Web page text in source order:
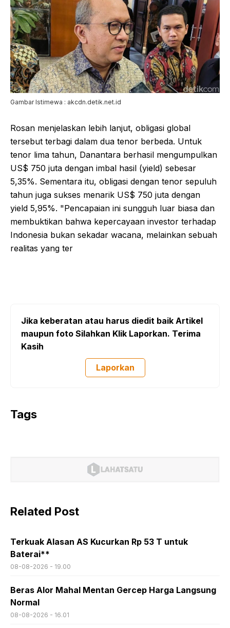
Gambar Istimewa : akcdn.detik.net.id
Rosan menjelaskan lebih lanjut, obligasi global
tersebut terbagi dalam dua tenor berbeda. Untuk
tenor lima tahun, Danantara berhasil mengumpulkan
US$ 750 juta dengan imbal hasil (yield) sebesar
5,35%. Sementara itu, obligasi dengan tenor sepuluh
tahun juga sukses menarik US$ 750 juta dengan
yield 5,95%. "Pencapaian ini sungguh luar biasa dan
membuktikan bahwa kepercayaan investor terhadap
Indonesia bukan sekadar wacana, melainkan sebuah
realitas yang ter
Jika keberatan atau harus diedit baik Artikel
maupun foto Silahkan Klik Laporkan. Terima
Kasih
Laporkan
Tags
Related Post
Terkuak Alasan AS Kucurkan Rp 53 T untuk
Baterai**
08-08-2026 - 19.00
Beras Alor Mahal Mentan Gercep Harga Langsung
Normal
08-08-2026 - 16.01